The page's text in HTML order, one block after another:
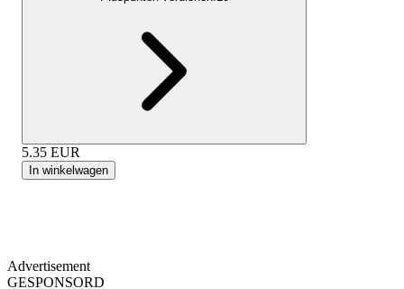
5.35 EUR
In winkelwagen
Advertisement
GESPONSORD